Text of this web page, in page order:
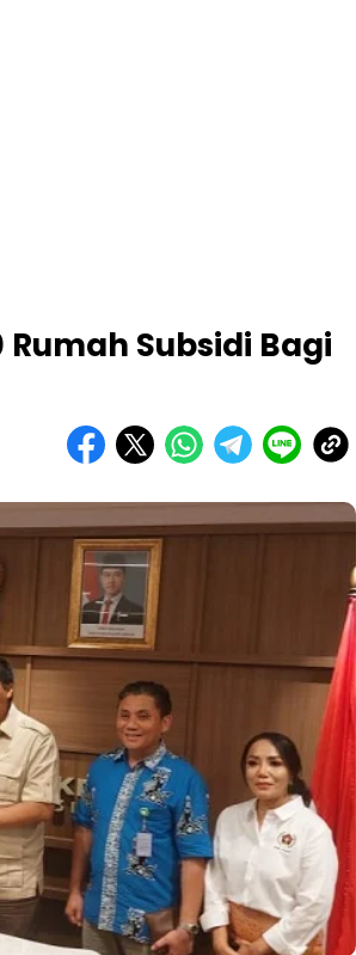
Rumah Subsidi Bagi